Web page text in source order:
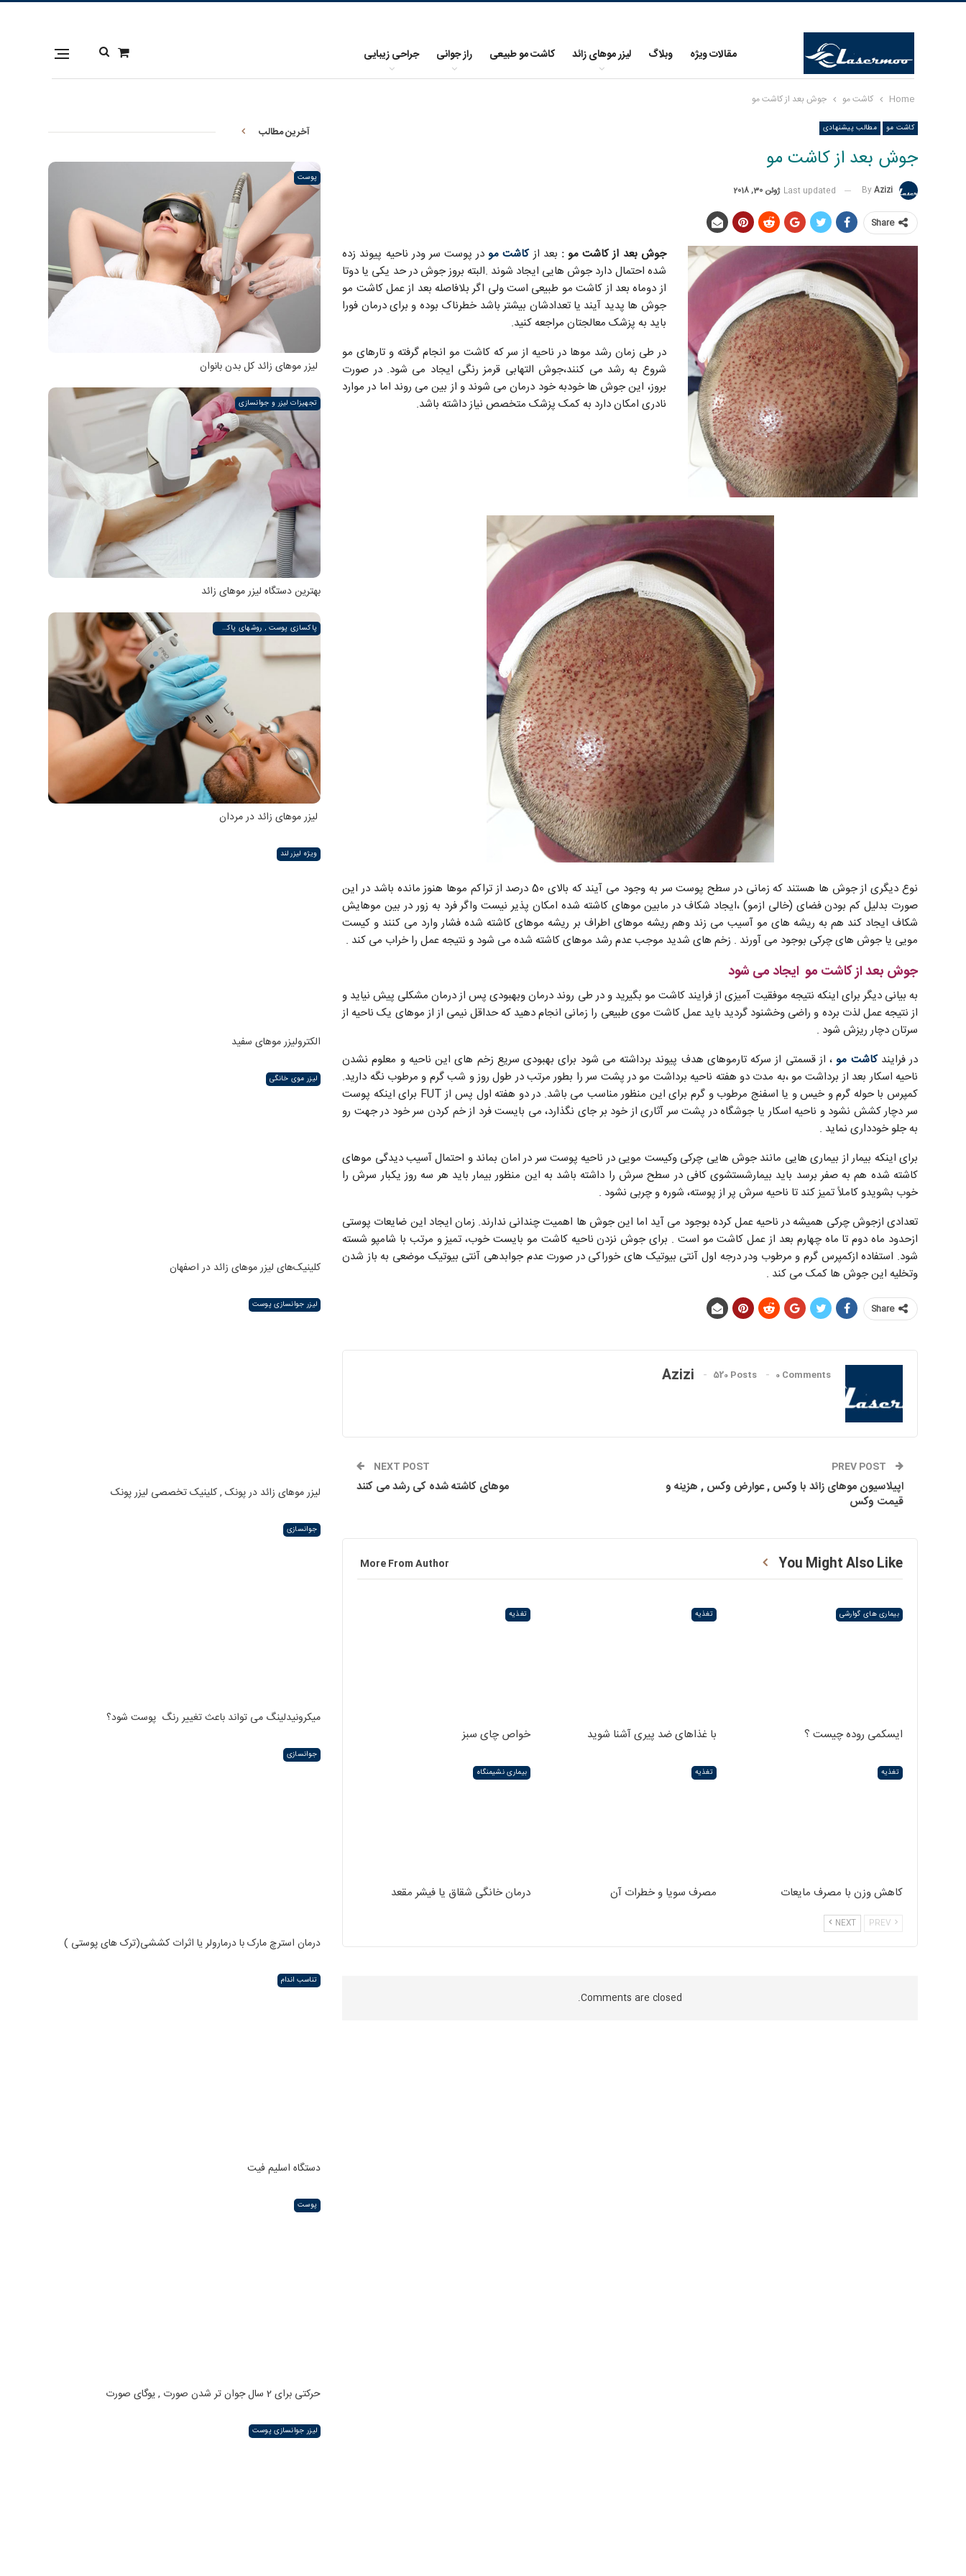
مقالات ویژه وبلاگ لیزر موهای زائد کاشت مو طبیعی راز جوانی جراحی زیبایی
Home کاشت مو جوش بعد از کاشت مو
کاشت مو مطالب پیشنهادی
جوش بعد از کاشت مو
ByAzizi
Last updated ژوئن 30, 2018
Share
جوش بعد از کاشت مو : بعد ازکاشت مودر پوست سر ودر ناحیه پیوند زده
شده احتمال دارد جوش هایی ایجاد شوند .البته بروز جوش در حد یکی یا دوتا
از دوماه بعد از کاشت مو طبیعی است ولی اگر بلافاصله بعد از عمل کاشت مو
جوش ها پدید آیند یا تعدادشان بیشتر باشد خطرناک بوده و برای درمان فورا
باید به پزشک معالجتان مراجعه کنید.
در طی زمان رشد موها در ناحیه از سر که کاشت مو انجام گرفته و تارهای مو
شروع به رشد می کنند،جوش التهابی قرمز رنگی ایجاد می شود. در صورت
بروز، این جوش ها خودبه خود درمان می شوند و از بین می روند اما در موارد
نادری امکان دارد به کمک پزشک متخصص نیاز داشته باشد.
نوع دیگری از جوش ها هستند که زمانی در سطح پوست سر به وجود می آیند که بالای 50 درصد از تراکم موها هنوز مانده باشد در این
صورت بدلیل کم بودن فضای (خالی ازمو) ،ایجاد شکاف در مابین موهای کاشته شده امکان پذیر نیست واگر فرد به زور در بین موهایش
شکاف ایجاد کند هم به ریشه های مو آسیب می زند وهم ریشه موهای اطراف بر ریشه موهای کاشته شده فشار وارد می کنند و کیست
مویی یا جوش های چرکی بوجود می آورند . زخم های شدید موجب عدم رشد موهای کاشته شده می شود و نتیجه عمل را خراب می کند .
جوش بعد از کاشت مو ایجاد می شود
به بیانی دیگر برای اینکه نتیجه موفقیت آمیزی از فرایند کاشت مو بگیرید و در طی روند درمان وبهبودی پس از درمان مشکلی پیش نیاید و
از نتیجه عمل لذت برده و راضی وخشنود گردید باید عمل کاشت موی طبیعی را زمانی انجام دهید که حداقل نیمی از از موهای یک ناحیه از
سرتان دچار ریزش شود .
در فرایندکاشت مو، از قسمتی از سرکه تارموهای هدف پیوند برداشته می شود برای بهبودی سریع زخم های این ناحیه و معلوم نشدن
ناحیه اسکار بعد از برداشت مو ،به مدت دو هفته ناحیه برداشت مو در پشت سر را بطور مرتب در طول روز و شب گرم و مرطوب نگه دارید.
کمپرس با حوله گرم و خیس و یا اسفنج مرطوب و گرم برای این منظور مناسب می باشد. در دو هفته اول پس از FUT برای اینکه پوست
سر دچار کشش نشود و ناحیه اسکار یا جوشگاه در پشت سر آثاری از خود بر جای نگذارد، می بایست فرد از خم کردن سر خود در جهت رو
به جلو خودداری نماید .
برای اینکه بیمار از بیماری هایی مانند جوش هایی چرکی وکیست مویی در ناحیه پوست سر در امان بماند و احتمال آسیب دیدگی موهای
کاشته شده هم به صفر برسد باید بیمارشستشوی کافی در سطح سرش را داشته باشد به این منظور بیمار باید هر سه روز یکبار سرش را
خوب بشویدو کاملاً تمیز کند تا ناحیه سرش پر از پوسته، شوره و چربی نشود .
تعدادی ازجوش چرکی همیشه در ناحیه عمل کرده بوجود می آید اما این جوش ها اهمیت چندانی ندارند. زمان ایجاد این ضایعات پوستی
ازحدود ماه دوم تا ماه چهارم بعد از عمل کاشت مو است . برای جوش نزدن ناحیه کاشت مو بایست خوب، تمیز و مرتب با شامپو شسته
شود. استفاده ازکمپرس گرم و مرطوب ودر درجه اول آنتی بیوتیک های خوراکی در صورت عدم جوابدهی آنتی بیوتیک موضعی به باز شدن
وتخلیه این جوش ها کمک می کند .
Share
Azizi 520 Posts 0 Comments
اپیلاسیون موهای زائد با وکس , عوارض وکس , هزینه و
قیمت وکس
NEXT POST
موهای کاشته شده کی رشد می کنند
You Might Also Like
More From Author
بیماری های گوارشی
ایسکمی روده چیست ؟
تغذیه
با غذاهای ضد پیری آشنا شوید
تغذیه
خواص چای سبز
تغذیه
کاهش وزن با مصرف مایعات
تغذیه
مصرف سویا و خطرات آن
بیماری نشیمنگاه
درمان خانگی شقاق یا فیشر مقعد
NEXT
Comments are closed.
آخرین مطالب
پوست
لیزر موهای زائد کل بدن بانوان
تجهیزات لیزر و جوانسازی
بهترین دستگاه لیزر موهای زائد
پاکسازی پوست , روشهای پاکسازی پوست صورت و دست , پاکسازی انواع مختلف پوست | لیزر لند
لیزر موهای زائد در مردان
ویژه لیزر لند
الکترولیزر موهای سفید
لیزر موی خانگی
کلینیک‌های لیزر موهای زائد در اصفهان
لیزر جوانسازی پوست
لیزر موهای زائد در پونک , کلینیک تخصصی لیزر پونک
جوانسازی
میکرونیدلینگ می تواند باعث تغییر رنگ ‍ پوست شود؟
جوانسازی
درمان استرچ مارک با درمارولر یا اثرات کششی(ترک های پوستی )
تناسب اندام
دستگاه اسلیم فیت
پوست
حرکتی برای 2 سال جوان تر شدن صورت , یوگای صورت
لیزر جوانسازی پوست